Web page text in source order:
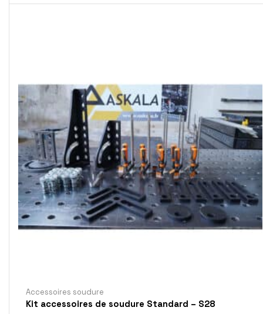
Accessoires soudure
Kit accessoires de soudure Standard – S28